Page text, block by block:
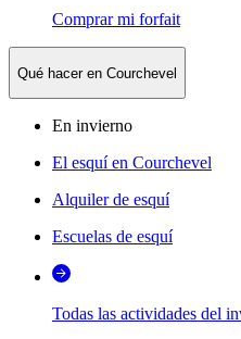
Comprar mi forfait
Qué hacer en Courchevel
En invierno
El esquí en Courchevel
Alquiler de esquí
Escuelas de esquí
Todas las actividades del